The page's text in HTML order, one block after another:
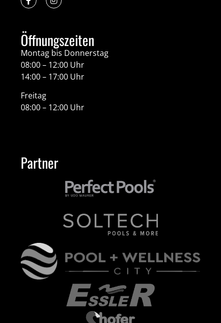
Öffnungszeiten
Montag bis Donnerstag
08:00 – 12:00 Uhr
14:00 – 17:00 Uhr
Freitag
08:00 – 12:00 Uhr
Partner